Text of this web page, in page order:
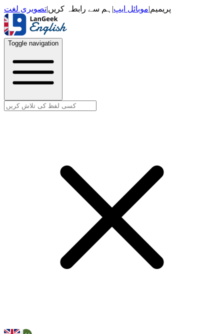
پریمیم|موبائل ایپ| ہم سے رابطہ کریں|تصویری لغت
Toggle navigation